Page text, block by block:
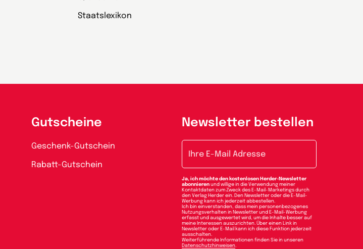
Staatslexikon
Gutscheine
Geschenk-Gutschein
Rabatt-Gutschein
Newsletter bestellen
Ja, ich möchte den kostenlosen Herder-Newsletter
abonnierenund willige in die Verwendung meiner
Kontaktdaten zum Zweck des E-Mail-Marketings durch
den Verlag Herder ein. Den Newsletter oder die E-Mail-
Werbung kann ich jederzeit abbestellen.
Ich bin einverstanden, dass mein personenbezogenes
Nutzungsverhalten in Newsletter und E-Mail-Werbung
erfasst und ausgewertet wird, um die Inhalte besser auf
meine Interessen auszurichten. Über einen Link in
Newsletter oder E-Mail kann ich diese Funktion jederzeit
ausschalten.
Weiterführende Informationen finden Sie in unseren
Datenschutzhinweisen.